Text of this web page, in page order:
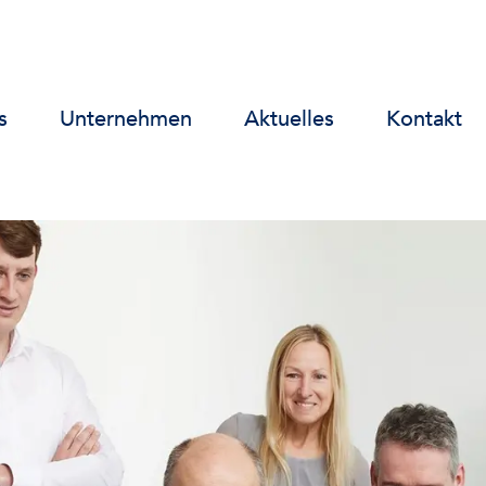
Unternehmen Aktuelles Kontakt